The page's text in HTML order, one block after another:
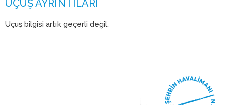
Uçuş bilgisi artık geçerli değil.